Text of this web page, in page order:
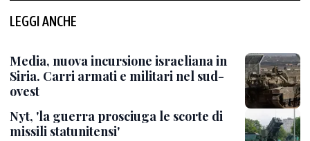
LEGGI ANCHE
Media, nuova incursione israeliana in
Siria. Carri armati e militari nel sud-
ovest
Nyt, 'la guerra prosciuga le scorte di
missili statunitensi'